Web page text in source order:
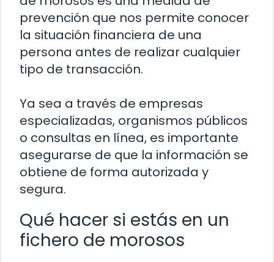
prevención que nos permite conocer
la situación financiera de una
persona antes de realizar cualquier
tipo de transacción.
Ya sea a través de empresas
especializadas, organismos públicos
o consultas en línea, es importante
asegurarse de que la información se
obtiene de forma autorizada y
segura.
Qué hacer si estás en un
fichero de morosos